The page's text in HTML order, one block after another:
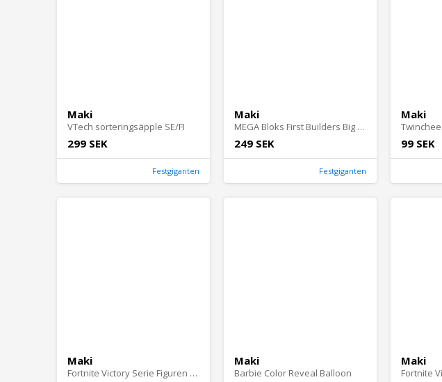
Maki
VTech sorteringsäpple SE/FI
299 SEK
Festgiganten
Maki
MEGA Bloks First Builders Big Building Bag Rosa
249 SEK
Festgiganten
Maki
99 SEK
Maki
Fortnite Victory Serie Figuren 30 cm - Midas
Maki
Barbie Color Reveal Balloon
Maki